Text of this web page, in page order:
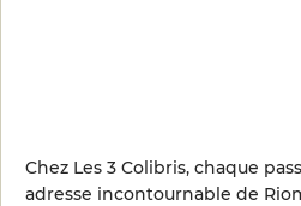
Chez Les 3 Colibris, chaque
adresse incontournable de